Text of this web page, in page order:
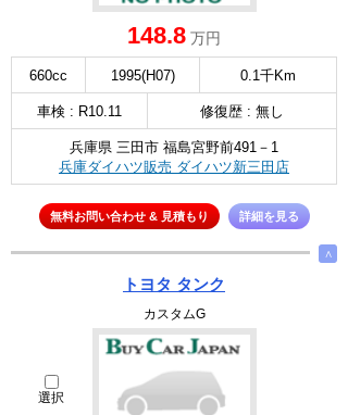
148.8 万円
660cc 1995(H07) 0.1千Km
車検 : R10.11 修復歴 : 無し
兵庫県 三田市 福島宮野前491－1
兵庫ダイハツ販売 ダイハツ新三田店
無料お問い合わせ & 見積もり 詳細を見る
∧
トヨタ タンク
カスタムG
選択